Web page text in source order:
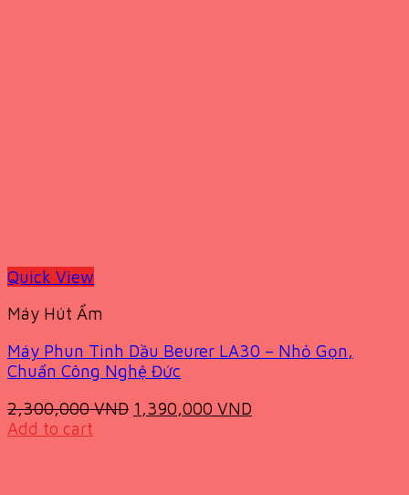
Quick View
Máy Hút Ẩm
Máy Phun Tinh Dầu Beurer LA30 – Nhỏ Gọn,
Chuẩn Công Nghệ Đức
2,300,000VND Original
1,390,000 VND
Add to cart